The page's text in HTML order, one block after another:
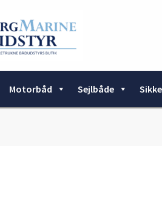
Motorbåd Sejlbåde